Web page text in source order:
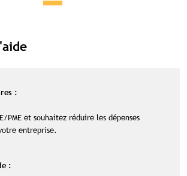
:
PME et souhaitez réduire les dépenses
entreprise.
: